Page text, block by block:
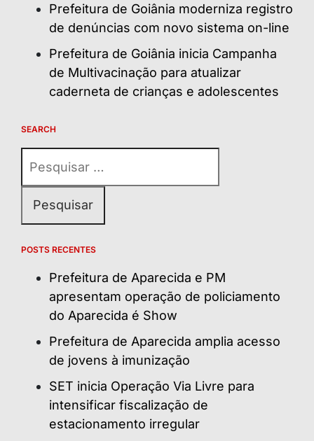
Prefeitura de Goiânia moderniza registro
de denúncias com novo sistema on-line
Prefeitura de Goiânia inicia Campanha
de Multivacinação para atualizar
caderneta de crianças e adolescentes
SEARCH
por:
POSTS RECENTES
Prefeitura de Aparecida e PM
apresentam operação de policiamento
do Aparecida é Show
Prefeitura de Aparecida amplia acesso
de jovens à imunização
SET inicia Operação Via Livre para
intensificar fiscalização de
estacionamento irregular